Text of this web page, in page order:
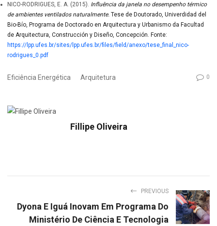
NICO-RODRIGUES, E. A. (2015). Influência da janela no desempenho térmico
de ambientes ventilados naturalmente. Tese de Doutorado, Univerdidad del
Bio-Bío, Programa de Doctorado en Arquitectura y Urbanismo da Facultad
de Arquitectura, Construcción y Diseño, Concepción. Fonte:
https://lpp.ufes.br/sites/lpp.ufes.br/files/field/anexo/tese_final_nico-
rodrigues_0.pdf
Eficiência Energética Arquitetura 0
Fillipe Oliveira
PREVIOUS
Dyona E Iguá Inovam Em Programa Do
Ministério De Ciência E Tecnologia